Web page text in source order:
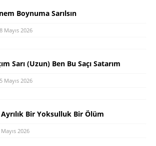
Boynuma Sarılsın
Mayıs 2026
Sarı (Uzun) Ben Bu Saçı Satarım
Mayıs 2026
Bir Yoksulluk Bir Ölüm
2026